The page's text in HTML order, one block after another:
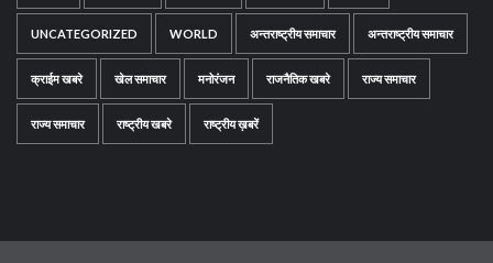
UNCATEGORIZED WORLD अन्तराष्ट्रीय समाचार अन्तराष्ट्रीय समाचार
क्राईम खबरे खेल समाचार मनोरंजन राजनैतिक खबरे राज्य समाचार
राज्य समाचार राष्ट्रीय खबरे राष्ट्रीय ख़बरें